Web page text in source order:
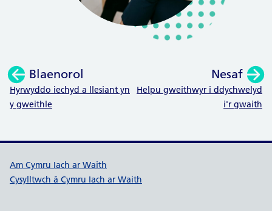
Blaenorol
:
Hyrwyddo iechyd a llesiant yn
y gweithle
Nesaf
Helpu gweithwyr i ddychwelyd
i'r gwaith
Dolenni cymorth Cymru Iach ar
Am Cymru Iach ar Waith
Cysylltwch â Cymru Iach ar Waith